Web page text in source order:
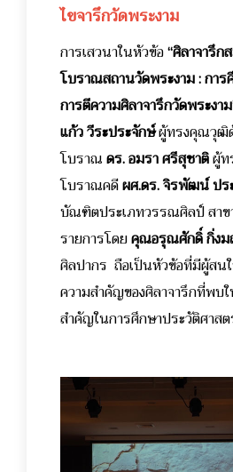
ไขจารึกวัดพระงาม
การเสวนาในหัวข้อ“ศิลาจารึก
โบราณสถานวัดพระงาม : การ
การตีความศิลาจารึกวัดพระงา
แก้ว วีระประจักษ์ผู้ทรงคุณวุฒิ
โบราณดร. อมรา ศรีสุชาติผู้
โบราณคดีผศ.ดร. จิรพัฒน์ ป
บัณฑิตประเภทวรรณศิลป์ สาข
รายการโดยคุณอรุณศักดิ์ กิ่ง
ศิลปากร ถือเป็นหัวข้อที่มีผู้สน
ความสำคัญของศิลาจารึกที่พบ
สำคัญในการศึกษาประวัติศาส